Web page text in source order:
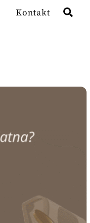
Kontakt